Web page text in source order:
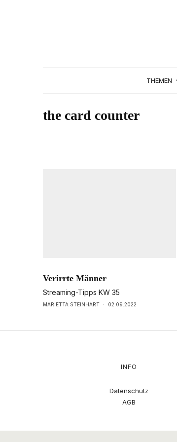
THEMEN
the card counter
Verirrte Männer
Streaming-Tipps KW 35
MARIETTA STEINHART · 02.09.2022
INFO
Datenschutz
AGB